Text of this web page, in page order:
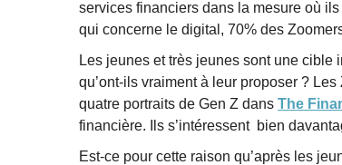
services financiers dans la mesure où
qui concerne le digital, 70% des
Les jeunes et très jeunes sont une cible
qu’ont-ils vraiment à leur proposer ?
quatre portraits de Gen Z dans The
financière. Ils s’intéressent bien
Est-ce pour cette raison qu’après les